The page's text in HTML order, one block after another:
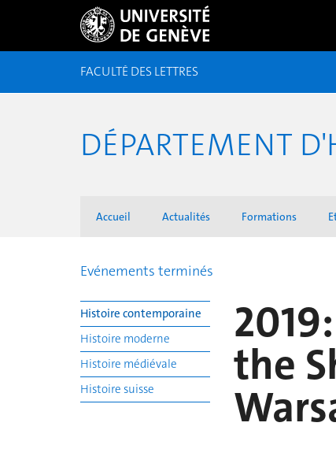
FACULTÉ DES LETTRES
DÉPARTEMENT
Accueil Actualités Formations
Evénements terminés
Histoire contemporaine
Histoire moderne
Histoire médiévale
Histoire suisse
the